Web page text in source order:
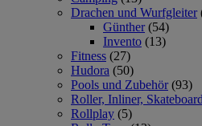
Drachen und Wurfgleiter
Günther (54)
Invento (13)
Fitness (27)
Hudora (50)
Pools und Zubehör (93)
Roller, Inliner,
Rollplay (5)